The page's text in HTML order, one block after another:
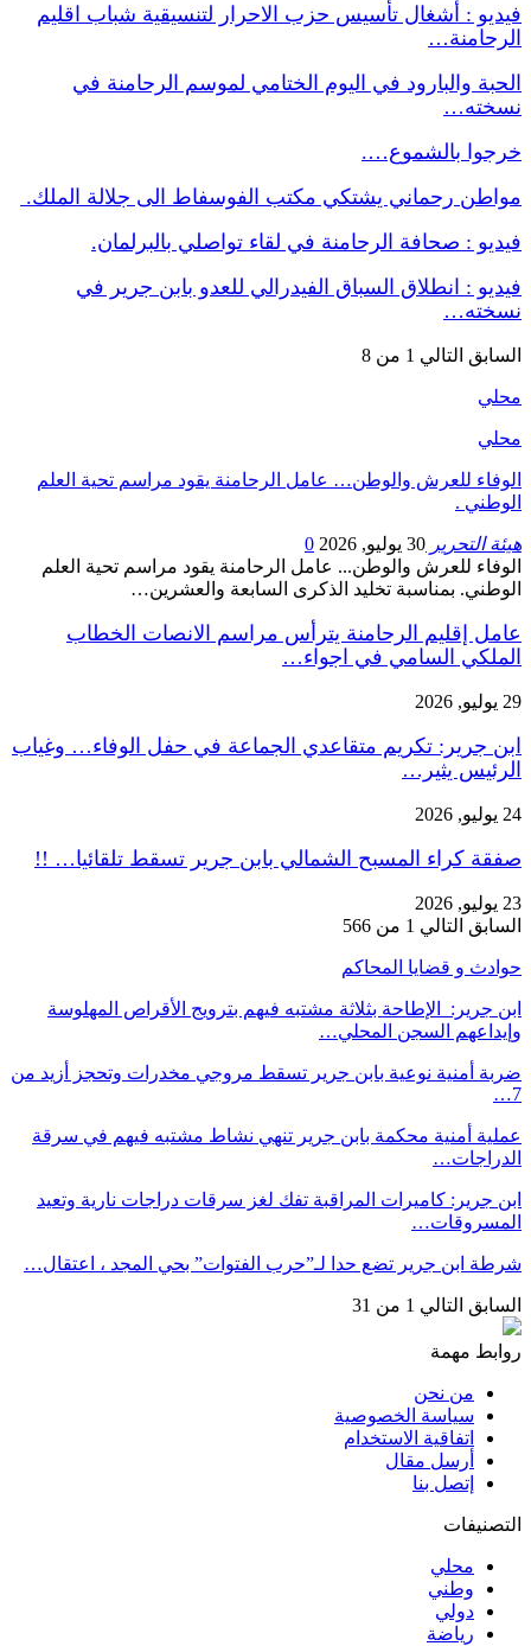
فيديو : أشغال تأسيس حزب الاحرار لتنسيقية شباب اقليم
الرحامنة…
الحبة والبارود في اليوم الختامي لموسم الرحامنة في
نسخته…
خرجوا بالشموع….
مواطن رحماني يشتكي مكتب الفوسفاط الى جلالة الملك.
فيديو : صحافة الرحامنة في لقاء تواصلي بالبرلمان.
فيديو : انطلاق السباق الفيدرالي للعدو بابن جرير في
نسخته…
السابق التالي 1 من 8
محلي
محلي
الوفاء للعرش والوطن… عامل الرحامنة يقود مراسم تحية العلم
الوطني .
هيئة التحرير 30 يوليو, 2026
0
الوفاء للعرش والوطن... عامل الرحامنة يقود مراسم تحية العلم
الوطني. بمناسبة تخليد الذكرى السابعة والعشرين…
عامل إقليم الرحامنة يترأس مراسم الانصات الخطاب
الملكي السامي في اجواء…
29 يوليو, 2026
ابن جرير: تكريم متقاعدي الجماعة في حفل الوفاء… وغياب
الرئيس يثير…
24 يوليو, 2026
صفقة كراء المسبح الشمالي بابن جرير تسقط تلقائيا… !!
23 يوليو, 2026
السابق التالي 1 من 566
حوادث و قضايا المحاكم
ابن جرير: الإطاحة بثلاثة مشتبه فيهم بترويج الأقراص المهلوسة
وإيداعهم السجن المحلي…
ضربة أمنية نوعية بابن جرير تسقط مروجي مخدرات وتحجز أزيد من
7…
عملية أمنية محكمة بابن جرير تنهي نشاط مشتبه فيهم في سرقة
الدراجات…
ابن جرير: كاميرات المراقبة تفك لغز سرقات دراجات نارية وتعيد
المسروقات…
شرطة ابن جرير تضع حدا لـ”حرب الفتوات” بحي المجد ، اعتقال…
السابق التالي 1 من 31
روابط مهمة
من نحن
سياسة الخصوصية
اتفاقية الاستخدام
أرسل مقال
إتصل بنا
التصنيفات
محلي
وطني
دولي
رياضة